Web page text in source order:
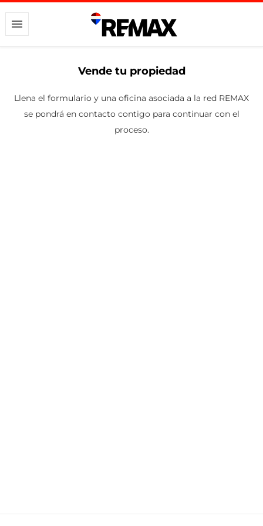
Vende tu propiedad
Llena el formulario y una oficina asociada a la red REMAX
se pondrá en contacto contigo para continuar con el
proceso.